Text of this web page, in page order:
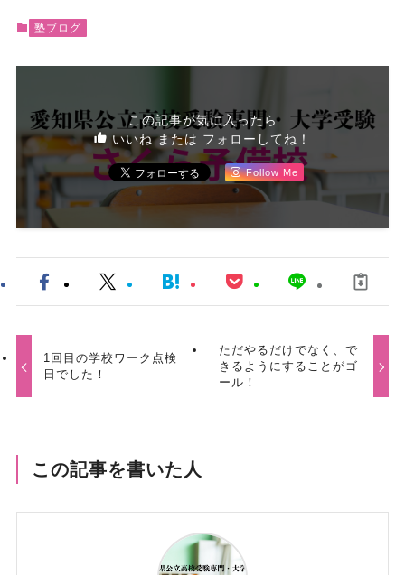
塾ブログ
この記事が気に入ったら
いいね または フォローしてね！
Follow Me
1回目の学校ワーク点検
日でした！
ただやるだけでなく、で
きるようにすることがゴ
ール！
この記事を書いた人